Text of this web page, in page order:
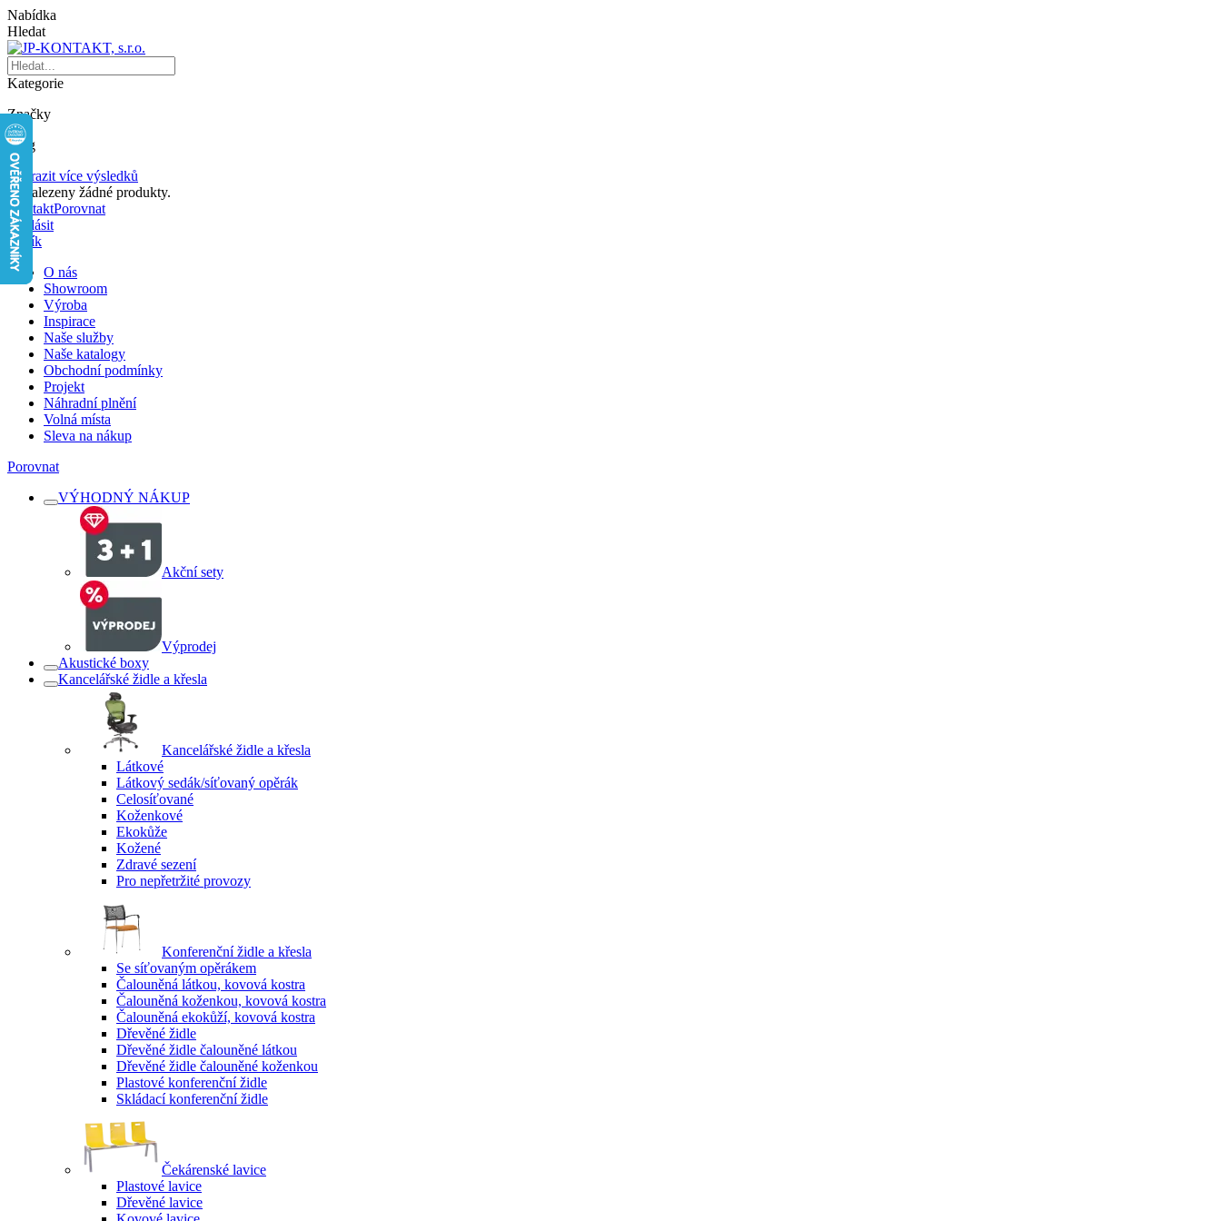
Nabídka
Hledat
Kategorie
Značky
Blog
Zobrazit více výsledků
Nenalezeny žádné produkty.
KontaktPorovnat
Přihlásit
Košík
O nás
Showroom
Výroba
Inspirace
Naše služby
Naše katalogy
Obchodní podmínky
Projekt
Náhradní plnění
Volná místa
Sleva na nákup
Porovnat
VÝHODNÝ NÁKUP
Akční sety
Výprodej
Akustické boxy
Kancelářské židle a křesla
Kancelářské židle a křesla
Látkové
Látkový sedák/síťovaný opěrák
Celosíťované
Koženkové
Ekokůže
Kožené
Zdravé sezení
Pro nepřetržité provozy
Konferenční židle a křesla
Se síťovaným opěrákem
Čalouněná látkou, kovová kostra
Čalouněná koženkou, kovová kostra
Čalouněná ekokůží, kovová kostra
Dřevěné židle
Dřevěné židle čalouněné látkou
Dřevěné židle čalouněné koženkou
Plastové konferenční židle
Skládací konferenční židle
Čekárenské lavice
Plastové lavice
Dřevěné lavice